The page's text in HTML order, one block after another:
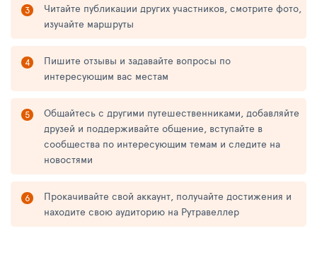
Читайте публикации других участников, смотрите фото,
изучайте маршруты
Пишите отзывы и задавайте вопросы по
интересующим вас местам
Общайтесь с другими путешественниками, добавляйте
друзей и поддерживайте общение, вступайте в
сообщества по интересующим темам и следите на
новостями
Прокачивайте свой аккаунт, получайте достижения и
находите свою аудиторию на Рутравеллер